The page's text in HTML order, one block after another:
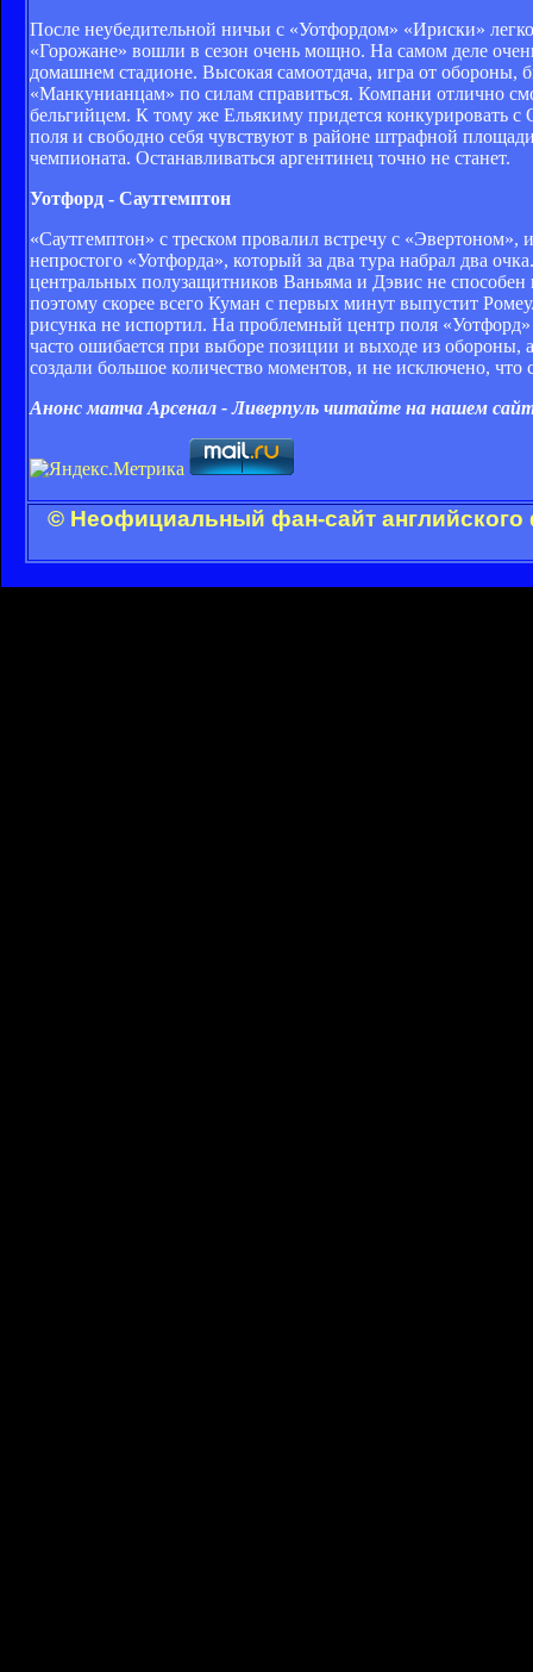
После неубедительной ничьи с «Уотфордом» «Ириски»
«Горожане» вошли в сезон очень мощно. На самом деле
домашнем стадионе. Высокая самоотдача, игра от
«Манкунианцам» по силам справиться. Компани отлично
бельгийцем. К тому же Ельякиму придется конкурировать
поля и свободно себя чувствуют в районе штрафной
чемпионата. Останавливаться аргентинец точно не станет.
Уотфорд - Саутгемптон
«Саутгемптон» с треском провалил встречу с
непростого «Уотфорда», который за два тура набрал два
центральных полузащитников Ваньяма и Дэвис не
поэтому скорее всего Куман с первых минут выпустит
рисунка не испортил. На проблемный центр поля
часто ошибается при выборе позиции и выходе из обороны,
создали большое количество моментов, и не исключено, что
Анонс матча Арсенал - Ливерпуль читайте на нашем
© Неофициальный фан-сайт английского